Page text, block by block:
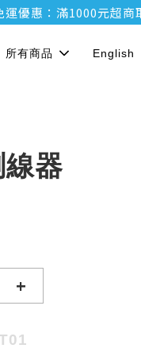
：滿1000元超商取貨
所有商品 English
器
+